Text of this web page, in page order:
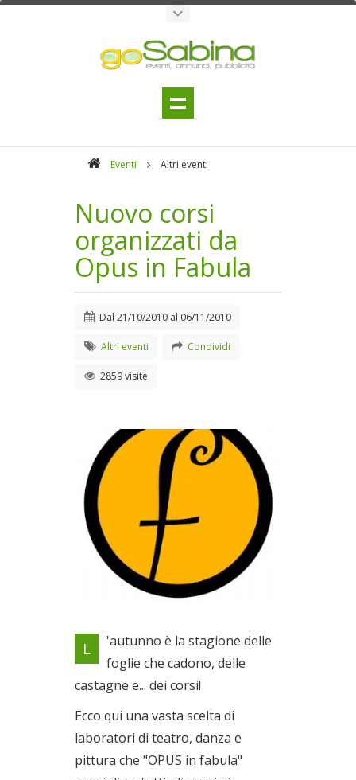
Eventi Altri eventi
Nuovo corsi
organizzati da
Opus in Fabula
Dal 21/10/2010 al 06/11/2010
Altri eventi Condividi
2859 visite
Locandina evento
Dal 21/10/2010 al
06/11/2010
L
'autunno è la stagione delle
foglie che cadono, delle
castagne e... dei corsi!
Ecco qui una vasta scelta di
laboratori di teatro, danza e
pittura che "OPUS in fabula"